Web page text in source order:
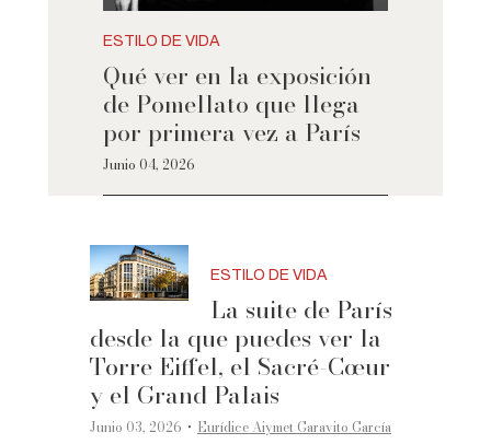
ESTILO DE VIDA
Qué ver en la exposición
de Pomellato que llega
por primera vez a París
Junio 04, 2026
ESTILO DE VIDA
La suite de París
desde la que puedes ver la
Torre Eiffel, el Sacré-Cœur
y el Grand Palais
Junio 03, 2026 ·Eurídice Aiymet Garavito García